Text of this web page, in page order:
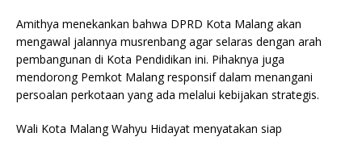
Amithya menekankan bahwa DPRD Kota Malang akan
mengawal jalannya musrenbang agar selaras dengan arah
pembangunan di Kota Pendidikan ini. Pihaknya juga
mendorong Pemkot Malang responsif dalam menangani
persoalan perkotaan yang ada melalui kebijakan strategis.
Wali Kota Malang Wahyu Hidayat menyatakan siap